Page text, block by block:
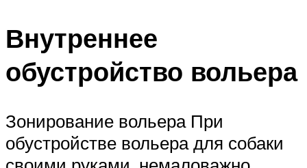
Внутреннее
обустройство вольера
Зонирование вольера При
обустройстве вольера для собаки